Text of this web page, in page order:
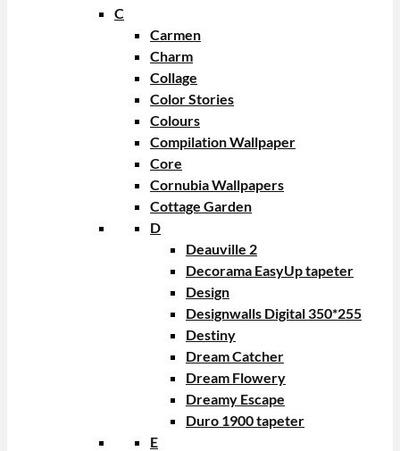
C
Carmen
Charm
Collage
Color Stories
Colours
Compilation Wallpaper
Core
Cornubia Wallpapers
Cottage Garden
D
Deauville 2
Decorama EasyUp tapeter
Design
Designwalls Digital 350*255
Destiny
Dream Catcher
Dream Flowery
Dreamy Escape
Duro 1900 tapeter
E